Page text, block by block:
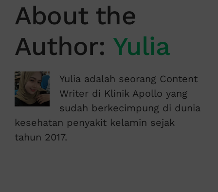
About the
Author: Yulia
Yulia adalah seorang Content
Writer di Klinik Apollo yang
sudah berkecimpung di dunia
kesehatan penyakit kelamin sejak
tahun 2017.